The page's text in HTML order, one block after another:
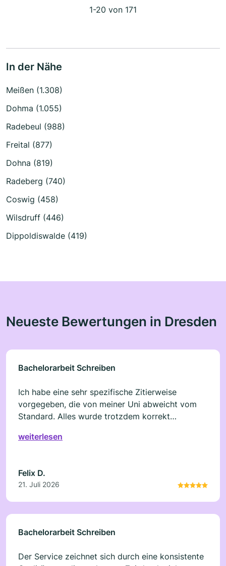
1-20 von 171
In der Nähe
Meißen (1.308)
Dohma (1.055)
Radebeul (988)
Freital (877)
Dohna (819)
Radeberg (740)
Coswig (458)
Wilsdruff (446)
Dippoldiswalde (419)
Neueste Bewertungen in Dresden
Bachelorarbeit Schreiben
Ich habe eine sehr spezifische Zitierweise
vorgegeben, die von meiner Uni abweicht vom
Standard. Alles wurde trotzdem korrekt
Beeindruckend.
weiterlesen
Felix D.
21. Juli 2026
Bachelorarbeit Schreiben
Der Service zeichnet sich durch eine konsistente